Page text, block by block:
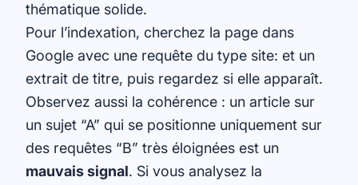
thématique solide.
Pour l’indexation, cherchez la page dans
Google avec une requête du type site: et un
extrait de titre, puis regardez si elle apparaît.
Observez aussi la cohérence : un article sur
un sujet “A” qui se positionne uniquement sur
des requêtes “B” très éloignées est un
mauvais signal. Si vous analysez la